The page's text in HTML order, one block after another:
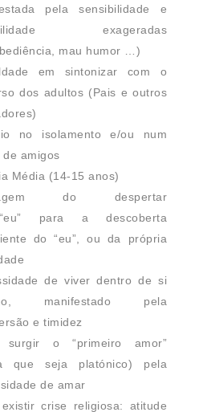
pela sensibilidade e
exageradas
mau humor …)
em sintonizar com o
dos adultos (Pais e outros
no isolamento e/ou num
de amigos
Média (14-15 anos)
do despertar
para a descoberta
do “eu”, ou da própria
de viver dentro de si
manifestado pela
e timidez
surgir o “primeiro amor”
que seja platónico) pela
de amar
existir crise religiosa: atitude